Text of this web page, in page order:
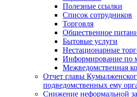
Полезные ссылки
Список сотрудников
Торговля
Общественное
Бытовые услуги
Нестационарные
Информирование по
Межведомственная
Отчет главы
подведомственных ему
Снижение неформальной